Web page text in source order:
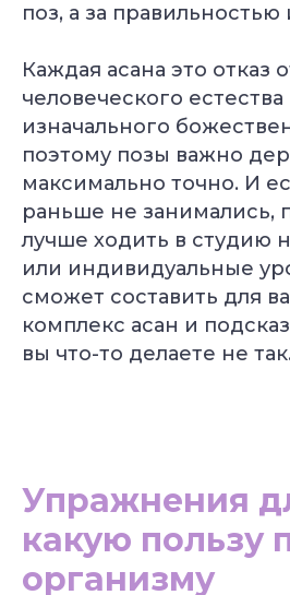
поз, а за
Каждая асана это отказ
человеческого
изначального
поэтому позы важно
максимально точно. И
раньше не занимались,
лучше ходить в студию
или индивидуальные
сможет составить для
комплекс асан и
вы что-то делаете не так.
Упражнения
какую пользу
организму